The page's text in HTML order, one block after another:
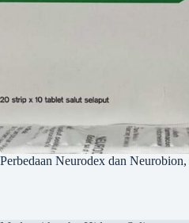
Perbedaan Neurodex dan Neurobion,